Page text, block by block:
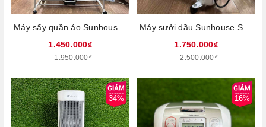
Máy sấy quần áo Sunhouse SHD2707, Công suất 1500W, Có điều khiển từ xa, Máy có 3 tầng để treo quần áo, Có chức năng O3 giúp khử mùi, diệt khuẩn hiệu quả, Hẹn giờ linh hoạt, Bảo hành 12 tháng
1.450.000₫
1.950.000₫
Máy sưởi dầu Sunhouse SHD7084 - 13 lá phát nhiệt lớn, Công suất cao 2400W giúp làm nóng nhanh chóng, nhiệt độ tỏa đều khắp gian phòng, không đốt cháy oxi, không khô da, Bảo hành 12 tháng
1.750.000₫
2.500.000₫
34% 16%